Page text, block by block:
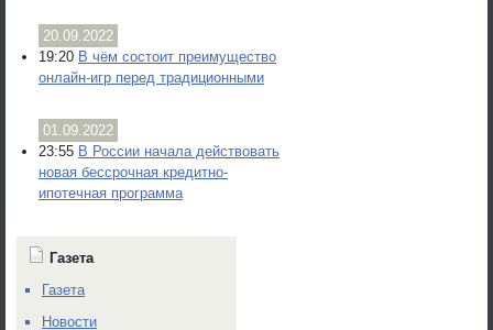
20.09.2022
19:20 В чём состоит преимущество
онлайн-игр перед традиционными
01.09.2022
23:55 В России начала действовать
новая бессрочная кредитно-
ипотечная программа
Газета
Газета
Новости